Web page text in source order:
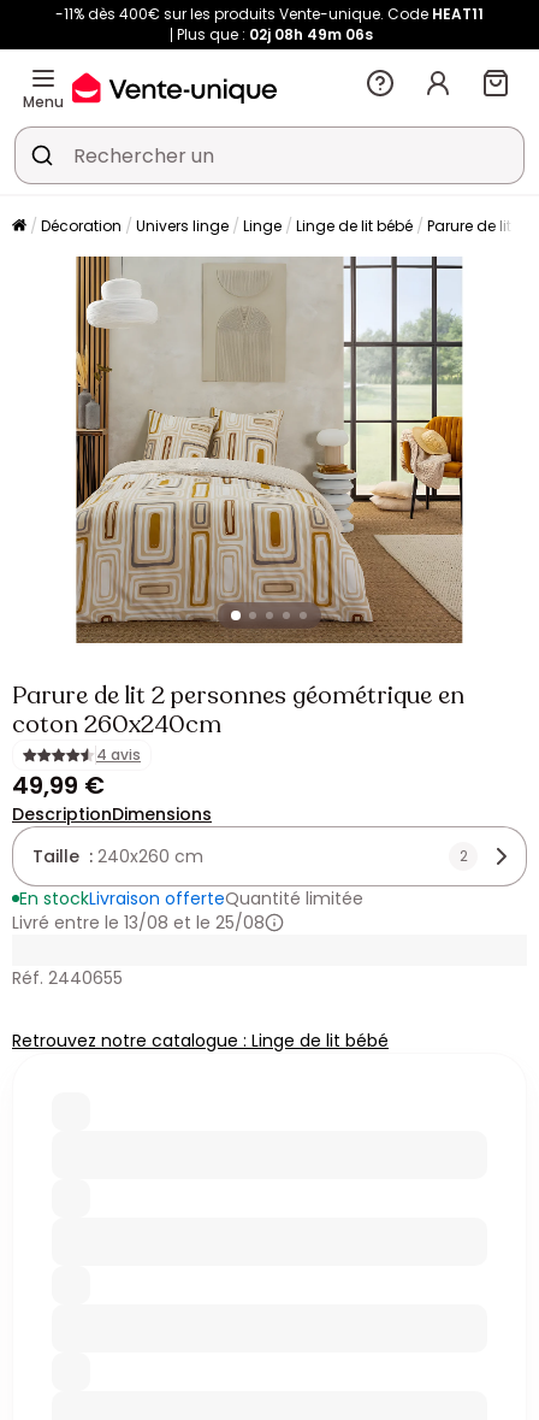
-11% dès 400€ sur les produits Vente-unique. Code HEAT11
Plus que : 02j 08h 49m 05s
Menu
Décoration Univers linge Linge Linge de lit bébé Parure de lit
Parure de lit 2 personnes géométrique en
coton 260x240cm
4 avis
49,99 €
DescriptionDimensions
Taille : 240x260 cm 2
En stockLivraison offerteQuantité limitée
Livré entre le 13/08 et le 25/08
Réf. 2440655
Retrouvez notre catalogue : Linge de lit bébé